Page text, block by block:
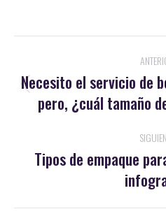
entre
publicaciones
Necesito el servicio de
pero, ¿cuál tamaño
Tipos de empaque